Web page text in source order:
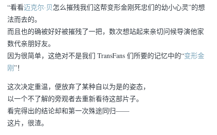
“看看迈克尔·贝怎么摧残我们这帮变形金刚死忠们的幼小心灵”的想
法而去的。
而且也的确被好好被摧残了一把，数次想站起来亲切问候导演他家
数代亲朋好友。
因为很简单，这绝对不是我们 TransFans 们所要的记忆中的“变形金
刚”！
这次决定重温，便放弃了某种自以为是的姿态，
以一个不了解的旁观者去重新看待这部片子。
看完得出的结论却和第一次殊途同归——
这片，很渣。